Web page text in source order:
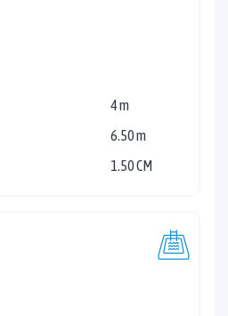
4 m
6.50 m
1.50 CM